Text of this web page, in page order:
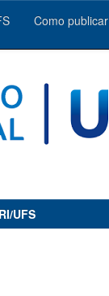
Como publicar
UFS